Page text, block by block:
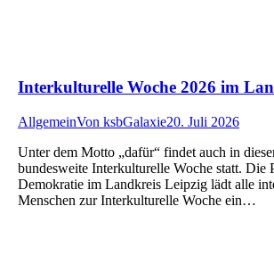
Interkulturelle Woche 2026 im
AllgemeinVon ksbGalaxie20. Juli 2026
Unter dem Motto „dafür“ findet auch in
bundesweite Interkulturelle Woche statt. Die
Demokratie im Landkreis Leipzig lädt alle
Menschen zur Interkulturelle Woche ein…